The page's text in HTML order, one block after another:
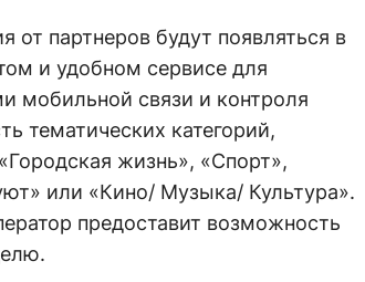
партнеров будут появляться в
и удобном сервисе для
мобильной связи и контроля
тематических категорий,
жизнь», «Спорт»,
или «Кино/ Музыка/ Культура».
предоставит возможность